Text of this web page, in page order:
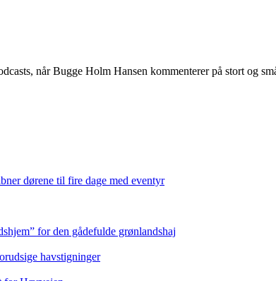
når Bugge Holm Hansen kommenterer på stort og
dørene til fire dage med eventyr
for den gådefulde grønlandshaj
havstigninger